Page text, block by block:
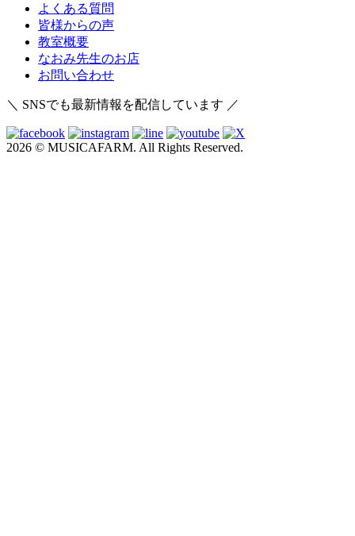
よくある質問
皆様からの声
教室概要
なおみ先生のお店
お問い合わせ
＼ SNSでも最新情報を配信しています ／
2026 © MUSICAFARM. All Rights Reserved.